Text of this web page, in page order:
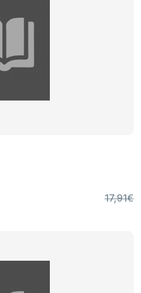
17,91€